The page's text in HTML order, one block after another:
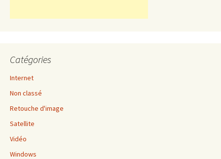
Catégories
Internet
Non classé
Retouche d'image
Satellite
Vidéo
Windows